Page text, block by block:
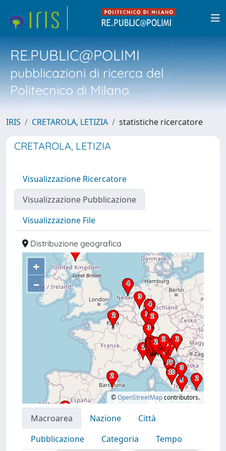
RE.PUBLIC@POLIMI
pubblicazioni di ricerca del
Politecnico di Milano
IRIS CRETAROLA, LETIZIA statistiche ricercatore
CRETAROLA, LETIZIA
Visualizzazione Ricercatore
Visualizzazione Pubblicazione
Visualizzazione File
Distribuzione geografica
+
–
©OpenStreetMapcontributors.
Macroarea Nazione
Città
Pubblicazione
Categoria
Tempo